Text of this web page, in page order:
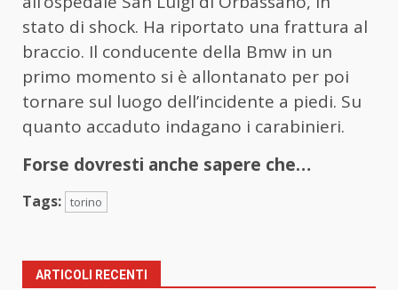
stato di shock. Ha riportato una frattura al
braccio. Il conducente della Bmw in un
primo momento si è allontanato per poi
tornare sul luogo dell’incidente a piedi. Su
quanto accaduto indagano i carabinieri.
Forse dovresti anche sapere che…
Tags: torino
ARTICOLI RECENTI